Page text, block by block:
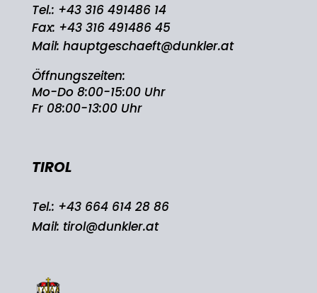
Tel.: +43 316 491486 14
Fax: +43 316 491486 45
Mail: hauptgeschaeft@dunkler.at
Öffnungszeiten:
Mo-Do 8:00-15:00 Uhr
Fr 08:00-13:00 Uhr
TIROL
Tel.: +43 664 614 28 86
Mail: tirol@dunkler.at